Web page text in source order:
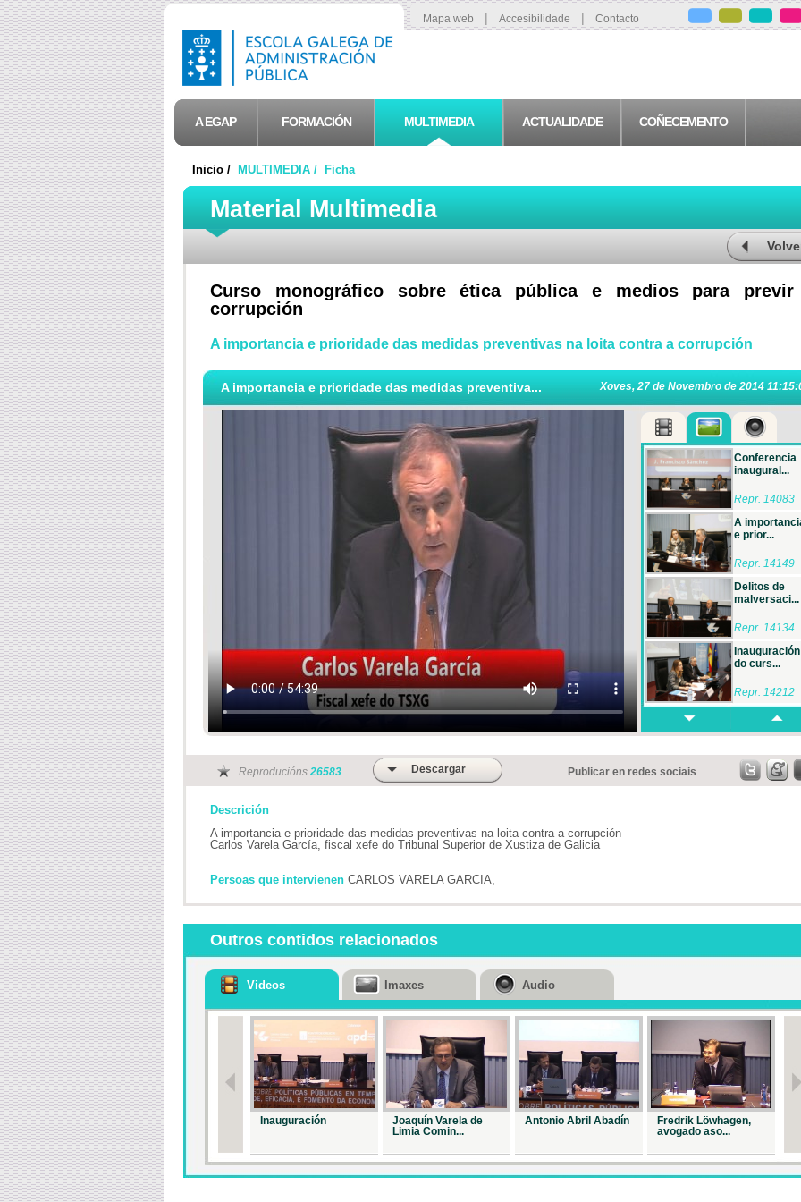
Mapa web | Accesibilidade | Contacto
A EGAP FORMACIÓN MULTIMEDIA ACTUALIDADE COÑECEMENTO
Inicio / MULTIMEDIA / Ficha
Material Multimedia
Curso monográfico sobre ética pública e medios para
corrupción
A importancia e prioridade das medidas preventivas na loita contra a corrupción
A importancia e prioridade das medidas preventiva... Xoves, 27 de Novembro de 2014
Conferencia
inaugural...
Repr. 14083
A
e prior...
Repr. 14149
Delitos de
malversaci...
Repr. 14134
Inauguración
do curs...
Repr. 14212
Delitos sobre
Repr. 14179
Os
Delitos de
prevaricac...
Repr. 14461
suborno e ...
Repr. 14460
Conferencia
Javier...
Reproducións 26583 Descargar Publicar en redes sociais
Descrición
A importancia e prioridade das medidas preventivas na loita contra a corrupción
Carlos Varela García, fiscal xefe do Tribunal Superior de Xustiza de Galicia
Persoas que intervienen CARLOS VARELA GARCIA,
Outros contidos relacionados
Videos
Inauguración
Joaquín Varela de
Limia Comin...
Antonio Abril Abadín
Fredrik Löwhagen,
avogado aso...
Imaxes Audio